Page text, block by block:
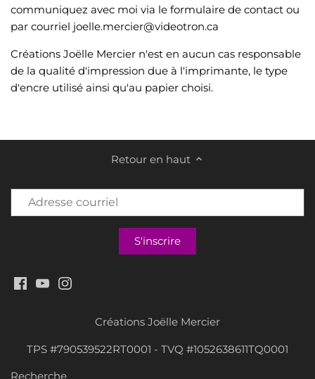
communiquez avec moi via le formulaire de contact ou
par courriel joelle.mercier@videotron.ca
Créations Joëlle Mercier n'est en aucun cas responsable
de la qualité d'impression due à l'imprimante, le type
d'encre utilisé ainsi qu'au papier choisi.
Retour en haut
Créations Joëlle Mercier
TPS #790539522RT0001 - TVQ #1052638611TQ0001
Recherche